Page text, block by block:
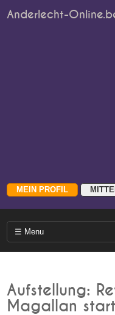
Anderlecht-
Aufstellung:
Magallan